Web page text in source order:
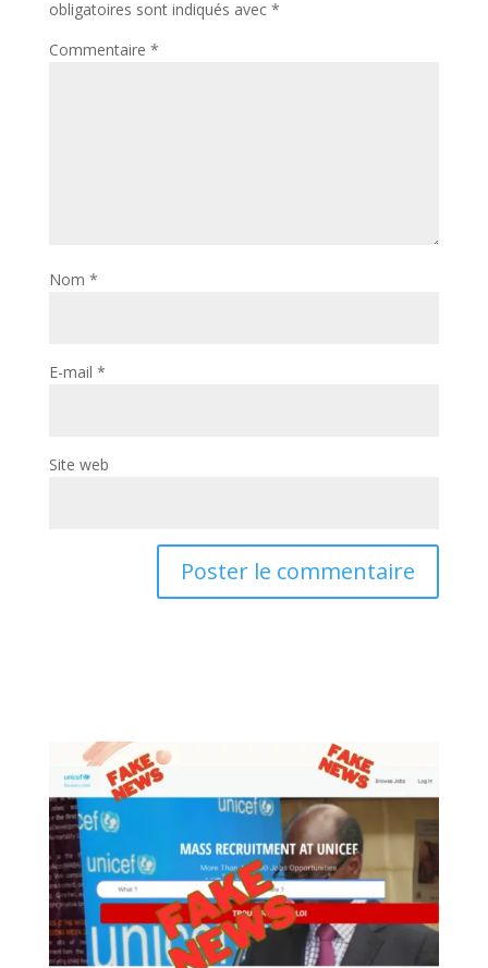
obligatoires sont indiqués avec *
Commentaire *
Nom *
E-mail *
Site web